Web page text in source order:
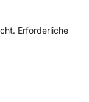
Erforderliche